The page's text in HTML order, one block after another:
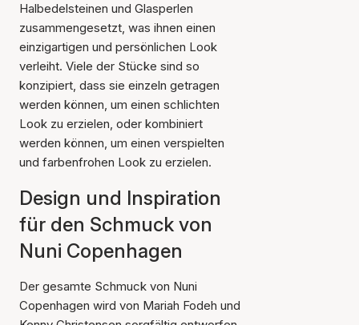
Halbedelsteinen und Glasperlen
zusammengesetzt, was ihnen einen
einzigartigen und persönlichen Look
verleiht. Viele der Stücke sind so
konzipiert, dass sie einzeln getragen
werden können, um einen schlichten
Look zu erzielen, oder kombiniert
werden können, um einen verspielten
und farbenfrohen Look zu erzielen.
Design und Inspiration
für den Schmuck von
Nuni Copenhagen
Der gesamte Schmuck von Nuni
Copenhagen wird von Mariah Fodeh und